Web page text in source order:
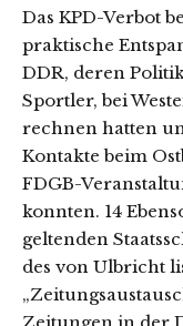
Das KPD-Verbot
praktische
DDR, deren
Sportler, bei
rechnen hatten
Kontakte beim
FDGB-
konnten. 14
geltenden
des von Ulbricht